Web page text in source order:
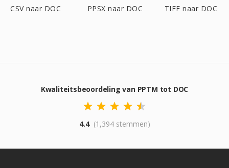
CSV naar DOC PPSX naar DOC TIFF naar DOC
Kwaliteitsbeoordeling van PPTM tot DOC
4.4 (1,394 stemmen)